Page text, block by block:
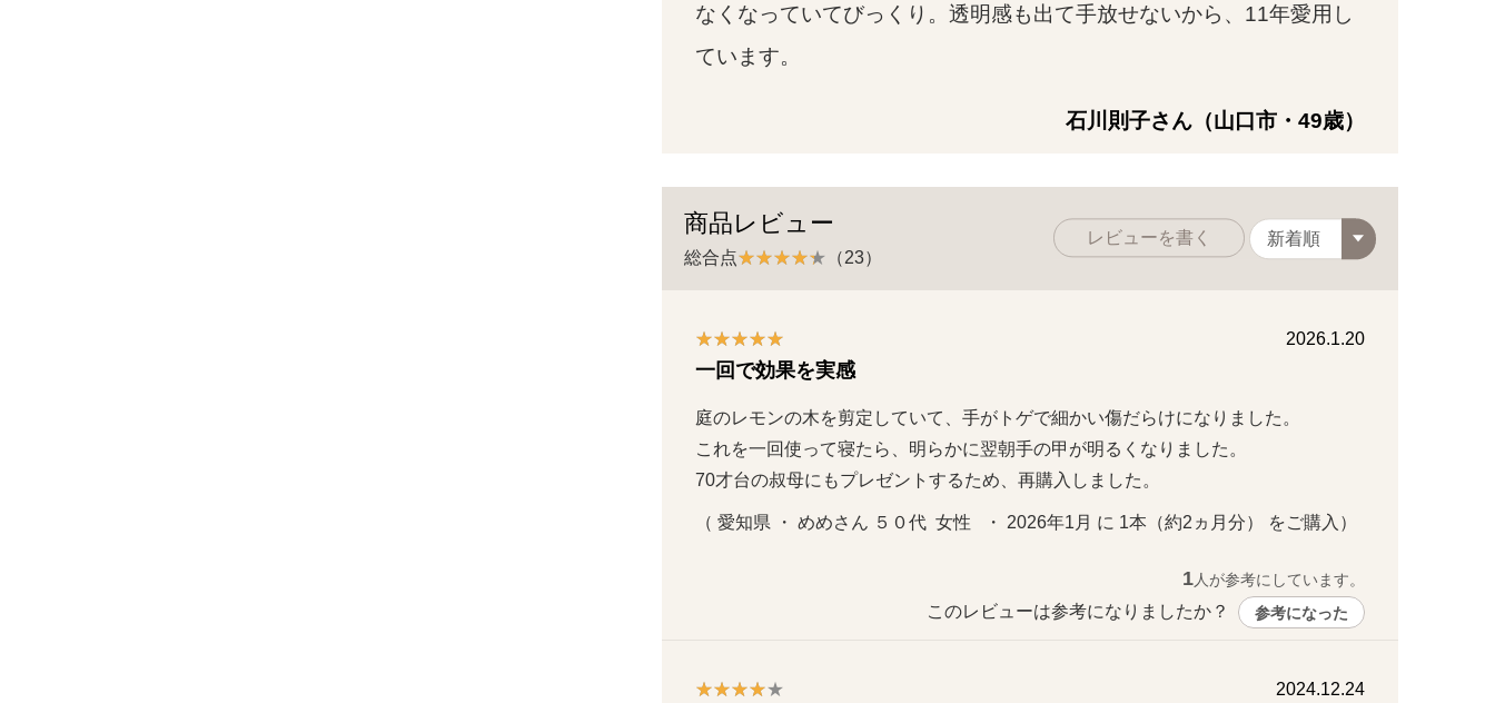
なくなっていてびっくり。透明感も出て手放せないから、11年愛用し
ています。
石川則子さん（山口市・49歳）
商品レビュー
総合点 （23）
レビューを書く
2026.1.20
一回で効果を実感
庭のレモンの木を剪定していて、手がトゲで細かい傷だらけになりました。
これを一回使って寝たら、明らかに翌朝手の甲が明るくなりました。
70才台の叔母にもプレゼントするため、再購入しました。
（ 愛知県 ・ めめさん ５０代  女性   ・ 2026年1月 に 1本（約2ヵ月分） をご購入）
1人が参考にしています。
このレビューは参考になりましたか？ 参考になった
2024.12.24